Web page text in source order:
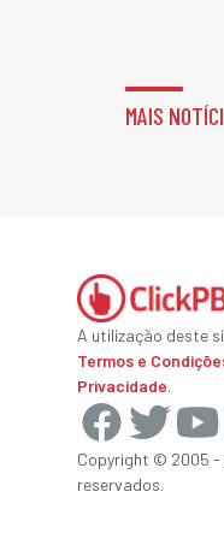
MAIS
A utilização deste
Termos e
Privacidade.
Copyright © 2005 -
reservados.